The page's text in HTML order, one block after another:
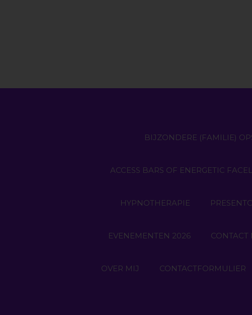
BIJZONDERE (FAMILIE)
ACCESS BARS OF ENERGETIC
HYPNOTHERAPIE
EVENEMENTEN 2026
OVER MIJ CONTACTFORMULIER